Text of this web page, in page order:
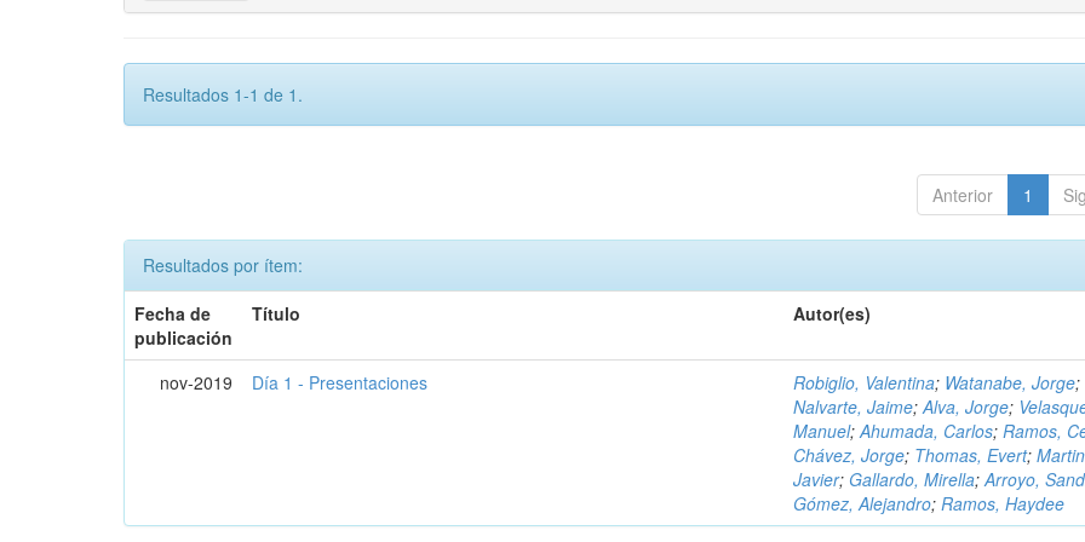
Resultados 1-1 de 1.
Anterior 1
Resultados por ítem:
Fecha de
publicación
Título Autor(es)
nov-2019 Día 1 - Presentaciones Robiglio, Valentina; Watanabe, Jorge;
Nalvarte, Jaime;Alva, Jorge;
Manuel;Ahumada, Carlos;Ramos,
Chávez, Jorge; Thomas, Evert;
Javier; Gallardo, Mirella;Arroyo,
Gómez, Alejandro;Ramos, Haydee